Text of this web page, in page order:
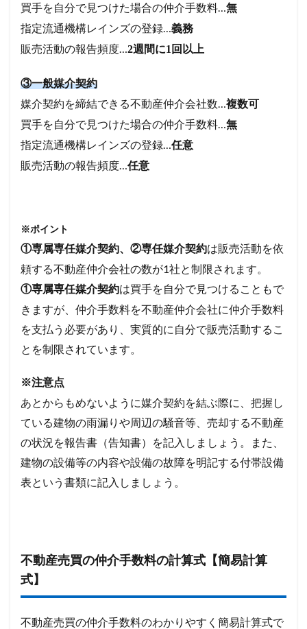
買手を自分で見つけた場合の仲介手数料…無
指定流通機構レインズの登録…義務
販売活動の報告頻度…2週間に1回以上
③一般媒介契約
媒介契約を締結できる不動産仲介会社数…複数可
買手を自分で見つけた場合の仲介手数料…無
指定流通機構レインズの登録…任意
販売活動の報告頻度…任意
※ポイント
①専属専任媒介契約、②専任媒介契約は販売活動を依
頼する不動産仲介会社の数が1社と制限されます。
①専属専任媒介契約は買手を自分で見つけることもで
きますが、仲介手数料を不動産仲介会社に仲介手数料
を支払う必要があり、実質的に自分で販売活動するこ
とを制限されています。
※注意点
あとからもめないように媒介契約を結ぶ際に、把握し
ている建物の雨漏りや周辺の騒音等、売却する不動産
の状況を報告書（告知書）を記入しましょう。また、
建物の設備等の内容や設備の故障を明記する付帯設備
表という書類に記入しましょう。
不動産売買の仲介手数料の計算式【簡易計算
式】
不動産売買の仲介手数料のわかりやすく簡易計算式で